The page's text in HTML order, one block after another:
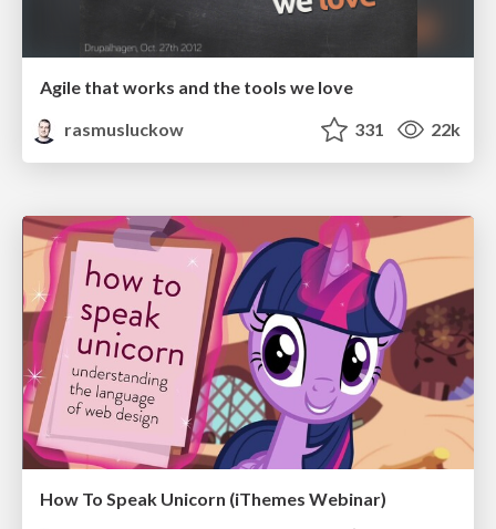
Agile that works and the tools we love
rasmusluckow
331 22k
How To Speak Unicorn (iThemes Webinar)